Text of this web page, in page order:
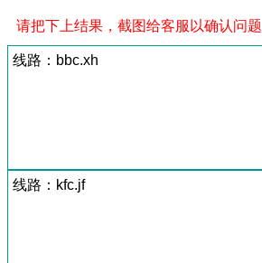
请把下上结果，截图给客服以确认问题
线路：bbc.xh
线路：kfc.jf